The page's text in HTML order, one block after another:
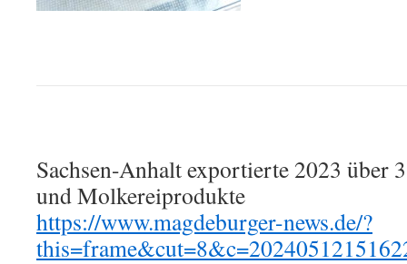
Sachsen-Anhalt exportierte 2023 über
und Molkereiprodukte
https://www.magdeburger-news.de/?